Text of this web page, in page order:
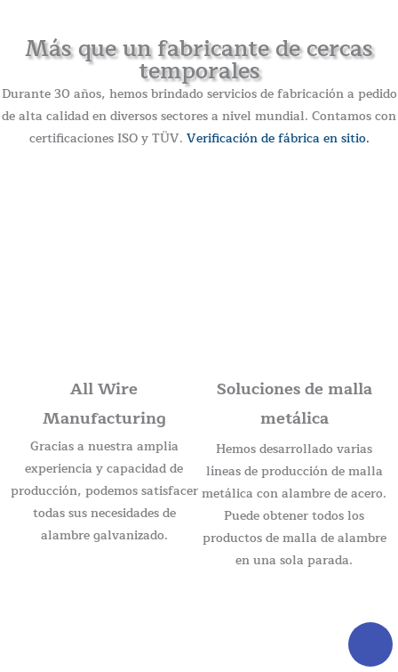
Más que un fabricante de cercas
temporales
Durante 30 años, hemos brindado servicios de fabricación a pedido
de alta calidad en diversos sectores a nivel mundial. Contamos con
certificaciones ISO y TÜV. Verificación de fábrica en sitio.
All Wire
Manufacturing
Gracias a nuestra amplia
experiencia y capacidad de
producción, podemos satisfacer
todas sus necesidades de
alambre galvanizado.
Soluciones de malla
metálica
Hemos desarrollado varias
líneas de producción de malla
metálica con alambre de acero.
Puede obtener todos los
productos de malla de alambre
en una sola parada.